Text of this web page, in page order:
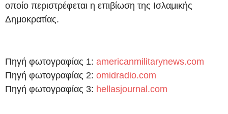
οποίο περιστρέφεται η επιβίωση της Ισλαμικής
Δημοκρατίας.
Πηγή φωτογραφίας 1: americanmilitarynews.com
Πηγή φωτογραφίας 2: omidradio.com
Πηγή φωτογραφίας 3: hellasjournal.com